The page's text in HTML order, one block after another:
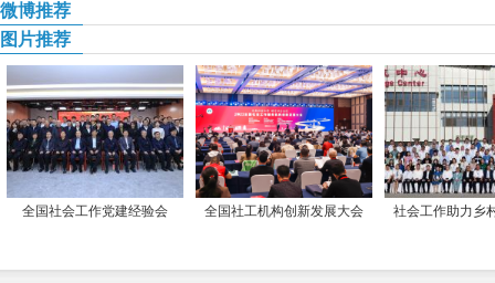
微博推荐
图片推荐
全国社会工作党建经验会 全国社工机构创新发展大会 社会工作助力乡